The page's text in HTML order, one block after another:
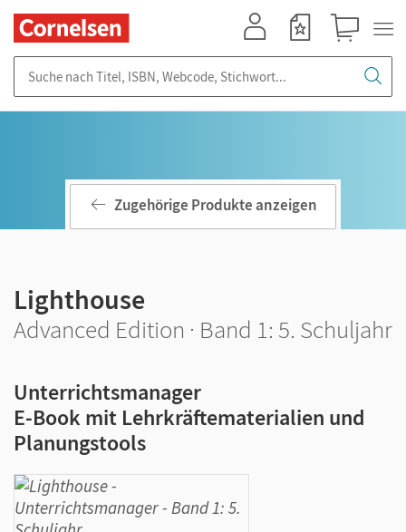
Zugehörige Produkte anzeigen
Lighthouse
Advanced Edition · Band 1: 5. Schuljahr
Unterrichtsmanager
E-Book mit Lehrkräftematerialien und
Planungstools